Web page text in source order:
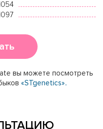
вы можете посмотреть
«STgenetics».